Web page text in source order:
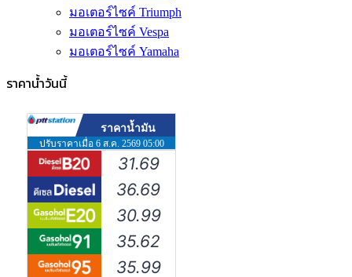
มอเตอร์ไซค์ Triumph
มอเตอร์ไซค์ Vespa
มอเตอร์ไซค์ Yamaha
ราคาน้ำวันนี้